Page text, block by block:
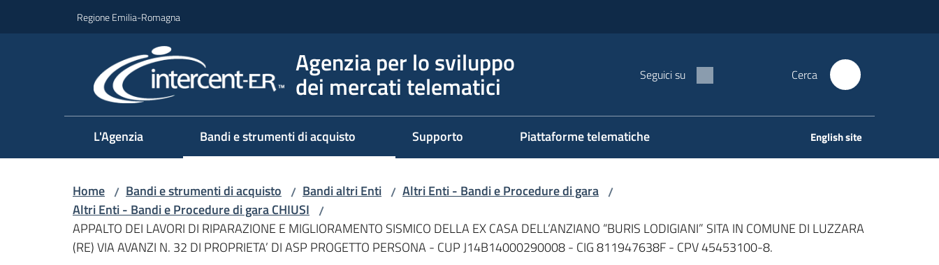
Regione Emilia-Romagna
Agenzia per lo sviluppo
dei mercati telematici Seguici su Cerca
L'Agenzia Bandi e strumenti di acquisto Supporto Piattaforme telematiche English site
Home / Bandi e strumenti di acquisto / Bandi altri Enti / Altri Enti - Bandi e Procedure di gara /
Altri Enti - Bandi e Procedure di gara CHIUSI /
APPALTO DEI LAVORI DI RIPARAZIONE E MIGLIORAMENTO SISMICO DELLA EX CASA DELL’ANZIANO “BURIS LODIGIANI” SITA IN COMUNE DI LUZZARA
(RE) VIA AVANZI N. 32 DI PROPRIETA’ DI ASP PROGETTO PERSONA - CUP J14B14000290008 - CIG 811947638F - CPV 45453100-8.